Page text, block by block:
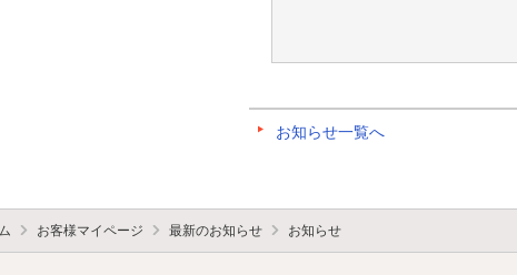
お知らせ一覧へ
お客様マイページ 最新のお知らせ お知らせ